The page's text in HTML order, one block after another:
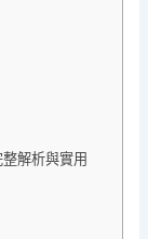
解析與實用